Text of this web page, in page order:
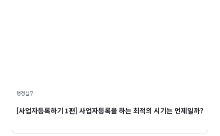
행정실무
[사업자등록하기 1편] 사업자등록을 하는 최적의 시기는 언제일까?